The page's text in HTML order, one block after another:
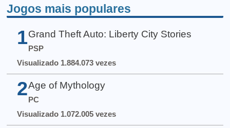
Jogos mais populares
1 Grand Theft Auto: Liberty City Stories
PSP
Visualizado 1.884.073 vezes
2 Age of Mythology
PC
Visualizado 1.072.005 vezes